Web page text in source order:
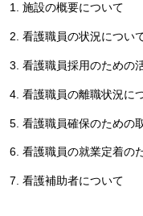
施設の概要について
看護職員の状況につい
看護職員採用のための
看護職員の離職状況に
看護職員確保のための
看護職員の就業定着の
看護補助者について